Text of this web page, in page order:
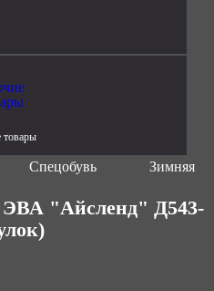
товары
Спецобувь Зимняя
ЭВА "Айсленд" Д543-